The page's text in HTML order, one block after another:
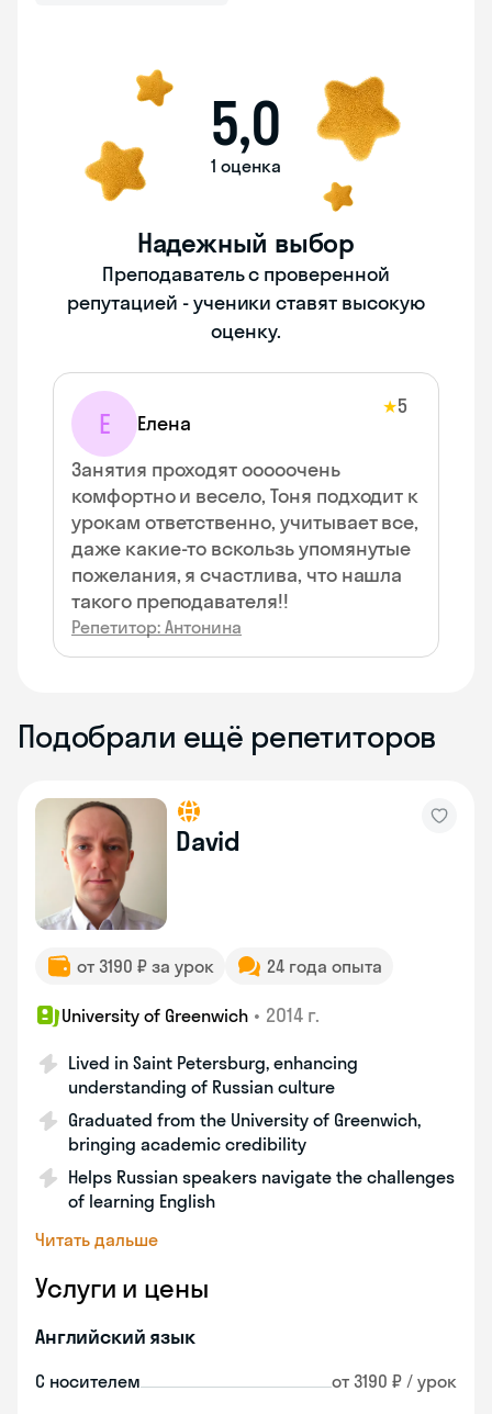
5,0
1 оценка
Надежный выбор
Преподаватель с проверенной
репутацией - ученики ставят высокую
оценку.
Е Елена
★5
Занятия проходят ооооочень
комфортно и весело, Тоня подходит к
урокам ответственно, учитывает все,
даже какие-то вскользь упомянутые
пожелания, я счастлива, что нашла
такого преподавателя!!
Репетитор: Антонина
Подобрали ещё репетиторов
David
от 3190 ₽ за урок 24 года опыта
University of Greenwich • 2014 г.
Lived in Saint Petersburg, enhancing
understanding of Russian culture
Graduated from the University of Greenwich,
bringing academic credibility
Helps Russian speakers navigate the challenges
of learning English
Читать дальше
Услуги и цены
Английский язык
С носителем от 3190 ₽ / урок